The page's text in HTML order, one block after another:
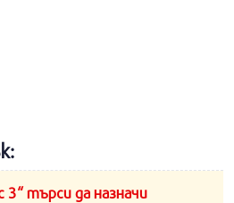
3“ търси да назначи